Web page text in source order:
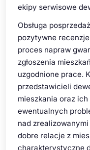
ekipy serwisowe
Obsługa
pozytywne
proces napraw
zgłoszenia
uzgodnione prace.
przedstawicieli
mieszkania oraz
ewentualnych
nad
dobre relacje z
charakterystyczne